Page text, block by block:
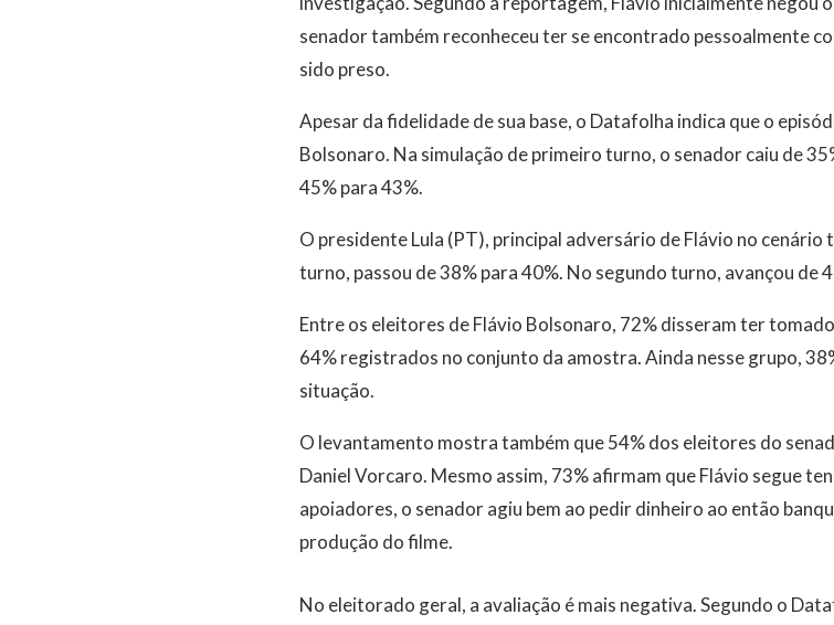
senador também reconheceu ter se encontrado pessoalmente
sido preso.
Apesar da fidelidade de sua base, o Datafolha indica que o
Bolsonaro. Na simulação de primeiro turno, o senador caiu de
45% para 43%.
O presidente Lula (PT), principal adversário de Flávio no
turno, passou de 38% para 40%. No segundo turno, avançou de
Entre os eleitores de Flávio Bolsonaro, 72% disseram ter
64% registrados no conjunto da amostra. Ainda nesse grupo,
situação.
O levantamento mostra também que 54% dos eleitores do
Daniel Vorcaro. Mesmo assim, 73% afirmam que Flávio segue
apoiadores, o senador agiu bem ao pedir dinheiro ao então
produção do filme.
No eleitorado geral, a avaliação é mais negativa. Segundo o